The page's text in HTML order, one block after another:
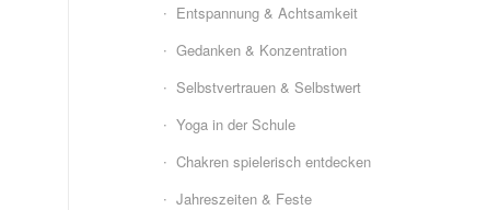
Entspannung & Achtsamkeit
Gedanken & Konzentration
Selbstvertrauen & Selbstwert
Yoga in der Schule
Chakren spielerisch entdecken
Jahreszeiten & Feste